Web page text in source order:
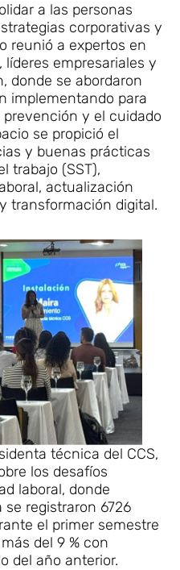
a las personas
corporativas y
reunió a expertos en
líderes empresariales y
donde se abordaron
implementando para
y el cuidado
se propició el
y buenas prácticas
trabajo (SST),
actualización
transformación digital.
técnica del CCS,
los desafíos
laboral, donde
registraron 6726
el primer semestre
del 9 % con
del año anterior.